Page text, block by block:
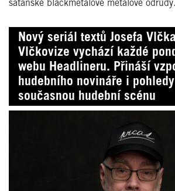
satanské blackmetalové metalové odrůdy.
Nový seriál textů Josefa
Vlčkovize vychází každé
webu Headlineru. Přináší
hudebního novináře i
současnou hudební scénu